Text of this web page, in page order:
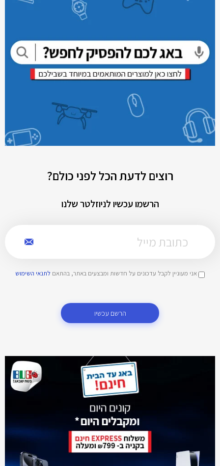
רוצים לדעת הכל לפני כולם?
הרשמו עכשיו לניוזלטר שלנו
אני מעוניין לקבל עדכונים על חדשות ומבצעים באתר, בהתאם לתנאי השימוש
הרשם עכשיו